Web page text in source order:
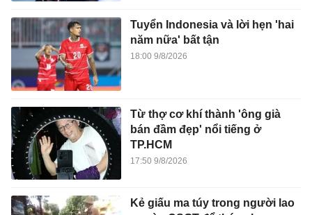
Tuyển Indonesia và lời hẹn 'hai
năm nữa' bất tận
18:00 9/8/2026
Từ thợ cơ khí thành 'ông già
bán đầm đẹp' nổi tiếng ở
TP.HCM
17:50 9/8/2026
Kẻ giấu ma túy trong người lao